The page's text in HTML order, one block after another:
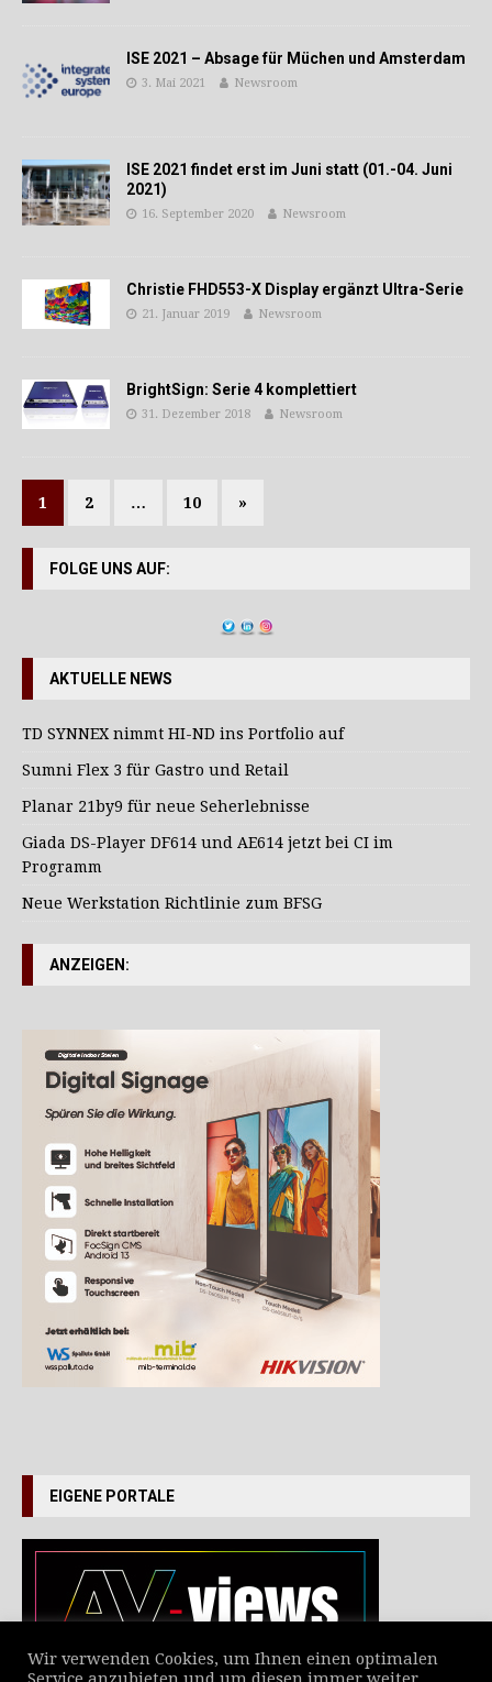
ISE 2021 – Absage für Müchen und Amsterdam
3. Mai 2021 Newsroom
ISE 2021 findet erst im Juni statt (01.-04. Juni
2021)
16. September 2020 Newsroom
Christie FHD553-X Display ergänzt Ultra-Serie
21. Januar 2019 Newsroom
BrightSign: Serie 4 komplettiert
31. Dezember 2018 Newsroom
1 2 … 10 »
FOLGE UNS AUF:
AKTUELLE NEWS
TD SYNNEX nimmt HI-ND ins Portfolio auf
Sumni Flex 3 für Gastro und Retail
Planar 21by9 für neue Seherlebnisse
Giada DS-Player DF614 und AE614 jetzt bei CI im
Programm
Neue Werkstation Richtlinie zum BFSG
ANZEIGEN:
EIGENE PORTALE
Wir verwenden Cookies, um Ihnen einen optimalen